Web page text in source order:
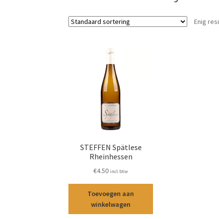
Enig
STEFFEN Spätlese
Rheinhessen
€4.50 incl.btw
Toevoegen aan
winkelwagen